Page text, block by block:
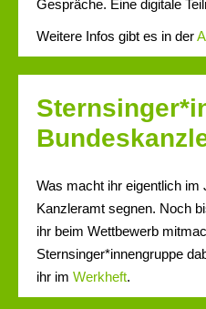
Gespräche. Eine digitale
Weitere Infos gibt es in der
Was macht ihr eigentlich im
Kanzleramt segnen. Noch
ihr beim Wettbewerb
Sternsinger*innengruppe
ihr im Werkheft.